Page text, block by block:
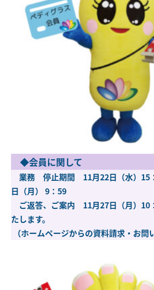
◆会員に関して
業務 停止期間 11月22日（水）15
日（月） 9：59
ご返答、ご案内 11月27日（月）10
たします。
（ホームページからの資料請求・お問